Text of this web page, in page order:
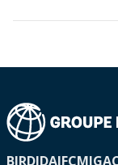
BIRDIDAIFCMIGA